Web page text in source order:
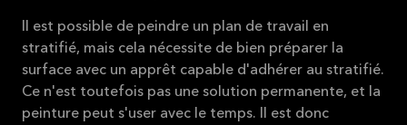
Il est possible de peindre un plan de travail en
stratifié, mais cela nécessite de bien préparer la
surface avec un apprêt capable d'adhérer au stratifié.
Ce n'est toutefois pas une solution permanente, et la
peinture peut s'user avec le temps. Il est donc